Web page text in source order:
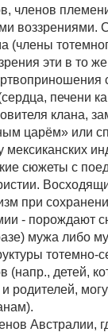
членов
воззрениями.
(члены
эти в то
печени
клана,
царём» или
мексиканских
сюжеты с
при
- порождают
мужа либо
тотемно-
(напр., детей,
родителей,
Австралии,